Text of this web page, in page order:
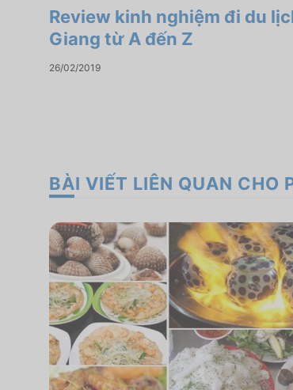
Review kinh nghiệm đi du
Giang từ A đến Z
26/02/2019
BÀI VIẾT LIÊN QUAN CHO